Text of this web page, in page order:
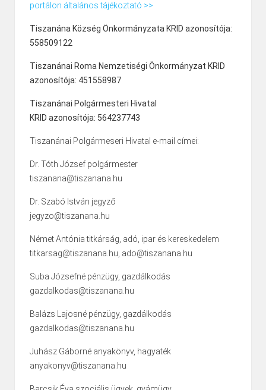
portálon általános tájékoztató >>
Tiszanána Község Önkormányzata KRID azonosítója:
558509122
Tiszanánai Roma Nemzetiségi Önkormányzat KRID
azonosítója: 451558987
Tiszanánai Polgármesteri Hivatal
KRID azonosítója: 564237743
Tiszanánai Polgármeseri Hivatal e-mail címei:
Dr. Tóth József polgármester
tiszanana@tiszanana.hu
Dr. Szabó István jegyző
jegyzo@tiszanana.hu
Német Antónia titkárság, adó, ipar és kereskedelem
titkarsag@tiszanana.hu, ado@tiszanana.hu
Suba Józsefné pénzügy, gazdálkodás
gazdalkodas@tiszanana.hu
Balázs Lajosné pénzügy, gazdálkodás
gazdalkodas@tiszanana.hu
Juhász Gáborné anyakönyv, hagyaték
anyakonyv@tiszanana.hu